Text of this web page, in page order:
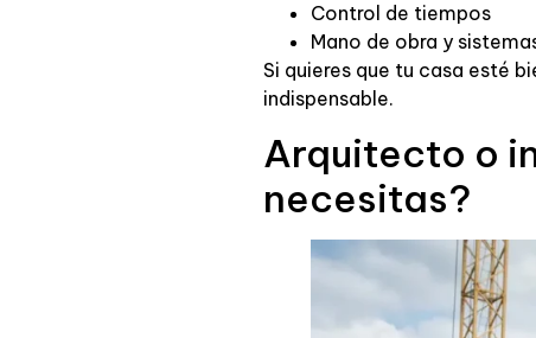
Control de tiempos
Mano de obra y
Si quieres que tu casa esté
indispensable.
Arquitecto o
necesitas?